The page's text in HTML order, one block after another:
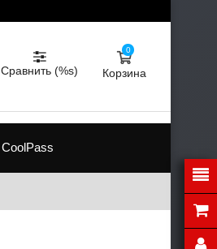
Сравнить (%s) Корзина
0
CoolPass